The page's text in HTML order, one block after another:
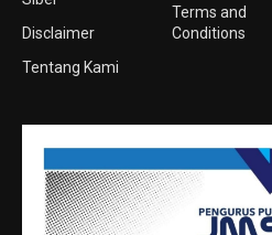
Disclaimer
Tentang Kami
Terms and
Conditions